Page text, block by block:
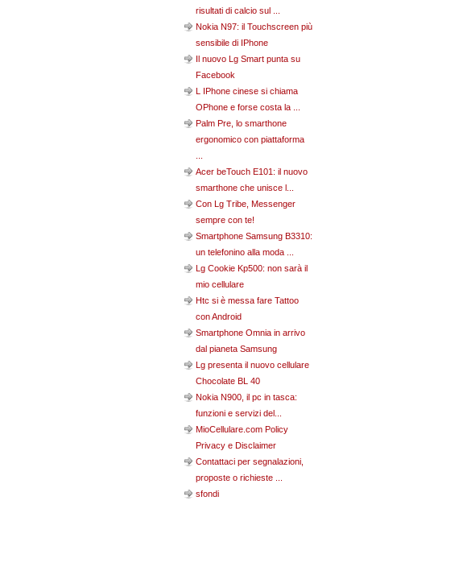
risultati di calcio sul ...
Nokia N97: il Touchscreen più
sensibile di IPhone
Il nuovo Lg Smart punta su
Facebook
L IPhone cinese si chiama
OPhone e forse costa la ...
Palm Pre, lo smarthone
ergonomico con piattaforma
Acer beTouch E101: il nuovo
smarthone che unisce l...
Con Lg Tribe, Messenger
sempre con te!
Smartphone Samsung B3310:
un telefonino alla moda ...
Lg Cookie Kp500: non sarà il
mio cellulare
Htc si è messa fare Tattoo
con Android
Smartphone Omnia in arrivo
dal pianeta Samsung
Lg presenta il nuovo cellulare
Chocolate BL 40
Nokia N900, il pc in tasca:
funzioni e servizi del...
MioCellulare.com Policy
Privacy e Disclaimer
Contattaci per segnalazioni,
proposte o richieste ...
sfondi